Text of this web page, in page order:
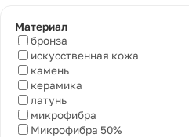
Материал
бронза
искусственная кожа
камень
керамика
латунь
микрофибра
Микрофибра 50%